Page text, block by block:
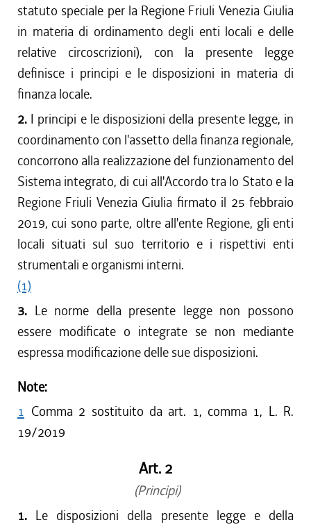
statuto speciale per la Regione Friuli Venezia Giulia
in materia di ordinamento degli enti locali e delle
relative circoscrizioni), con la presente legge
definisce i principi e le disposizioni in materia di
finanza locale.
2. I principi e le disposizioni della presente legge, in
coordinamento con l'assetto della finanza regionale,
concorrono alla realizzazione del funzionamento del
Sistema integrato, di cui all'Accordo tra lo Stato e la
Regione Friuli Venezia Giulia firmato il 25 febbraio
2019, cui sono parte, oltre all'ente Regione, gli enti
locali situati sul suo territorio e i rispettivi enti
strumentali e organismi interni.
(1)
3. Le norme della presente legge non possono
essere modificate o integrate se non mediante
espressa modificazione delle sue disposizioni.
Note:
1 Comma 2 sostituito da art. 1, comma 1, L. R.
19/2019
Art. 2
(Principi)
1. Le disposizioni della presente legge e della